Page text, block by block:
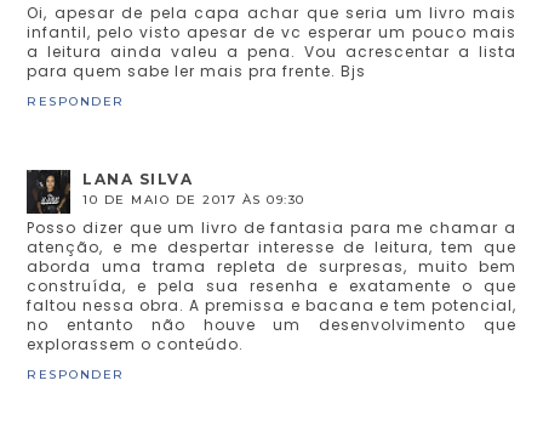
Oi, apesar de pela capa achar que seria um livro mais
infantil, pelo visto apesar de vc esperar um pouco mais
a leitura ainda valeu a pena. Vou acrescentar a lista
para quem sabe ler mais pra frente. Bjs
RESPONDER
LANA SILVA
10 DE MAIO DE 2017 ÀS 09:30
Posso dizer que um livro de fantasia para me chamar a
atenção, e me despertar interesse de leitura, tem que
aborda uma trama repleta de surpresas, muito bem
construída, e pela sua resenha e exatamente o que
faltou nessa obra. A premissa e bacana e tem potencial,
no entanto não houve um desenvolvimento que
explorassem o conteúdo.
RESPONDER